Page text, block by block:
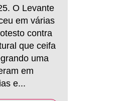
O Levante
em várias
contra
que ceifa
uma
em
e...